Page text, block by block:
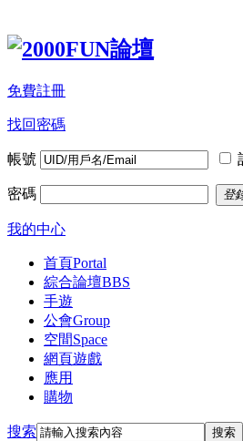
免費註冊
找回密碼
帳號
密碼 登
我的中心
首頁Portal
綜合論壇BBS
手遊
公會Group
空間Space
網頁遊戲
應用
購物
搜索 搜索